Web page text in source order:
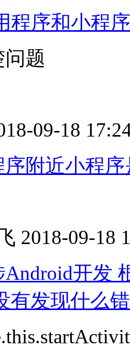
程序和小程
问题
09-18
附近小程
2018-09-18
开发
有发现什么